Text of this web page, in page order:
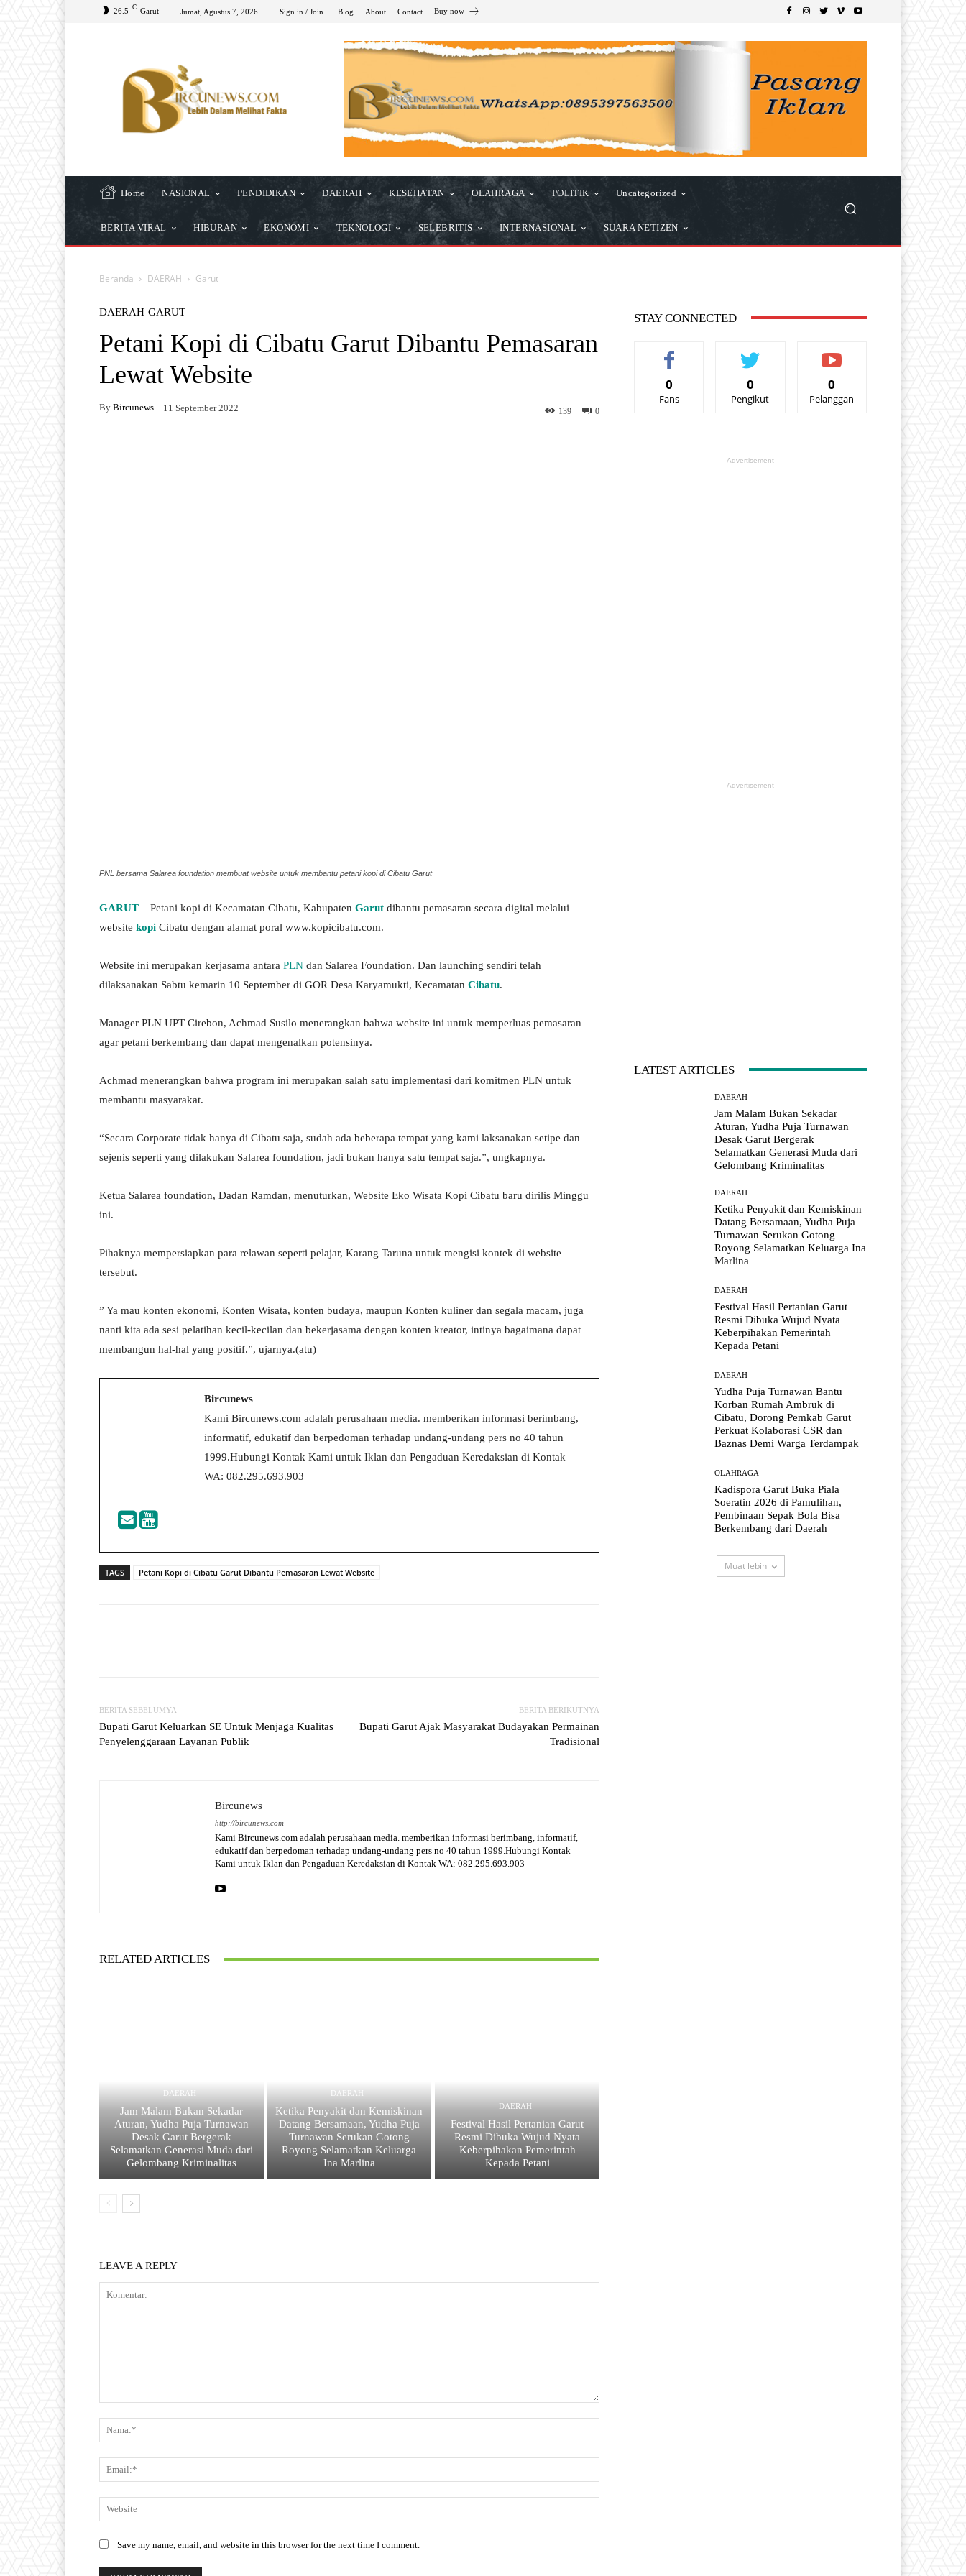
26.5 C Garut Jumat, Agustus 7, 2026 Sign in / Join Blog About Contact Buy now
Home NASIONAL PENDIDIKAN DAERAH KESEHATAN OLAHRAGA POLITIK Uncategorized
BERITA VIRAL HIBURAN EKONOMI TEKNOLOGI SELEBRITIS INTERNASIONAL SUARA NETIZEN
Beranda DAERAH Garut
DAERAH GARUT
Petani Kopi di Cibatu Garut Dibantu Pemasaran
Lewat Website
By Bircunews 11 September 2022 0
139
PNL bersama Salarea foundation membuat website untuk membantu petani kopi di Cibatu Garut
GARUT – Petani kopi di Kecamatan Cibatu, Kabupaten Garut dibantu pemasaran secara digital melalui
website kopi Cibatu dengan alamat poral www.kopicibatu.com.
Website ini merupakan kerjasama antara PLN dan Salarea Foundation. Dan launching sendiri telah
dilaksanakan Sabtu kemarin 10 September di GOR Desa Karyamukti, Kecamatan Cibatu.
Manager PLN UPT Cirebon, Achmad Susilo menerangkan bahwa website ini untuk memperluas pemasaran
agar petani berkembang dan dapat mengenalkan potensinya.
Achmad menerangkan bahwa program ini merupakan salah satu implementasi dari komitmen PLN untuk
membantu masyarakat.
“Secara Corporate tidak hanya di Cibatu saja, sudah ada beberapa tempat yang kami laksanakan setipe dan
sejenis seperti yang dilakukan Salarea foundation, jadi bukan hanya satu tempat saja.”, ungkapnya.
Ketua Salarea foundation, Dadan Ramdan, menuturkan, Website Eko Wisata Kopi Cibatu baru dirilis Minggu
ini.
Pihaknya mempersiapkan para relawan seperti pelajar, Karang Taruna untuk mengisi kontek di website
tersebut.
” Ya mau konten ekonomi, Konten Wisata, konten budaya, maupun Konten kuliner dan segala macam, juga
nanti kita ada sesi pelatihan kecil-kecilan dan bekerjasama dengan konten kreator, intinya bagaimana dapat
membangun hal-hal yang positif.”, ujarnya.(atu)
Bircunews
Kami Bircunews.com adalah perusahaan media. memberikan informasi berimbang,
informatif, edukatif dan berpedoman terhadap undang-undang pers no 40 tahun
1999.Hubungi Kontak Kami untuk Iklan dan Pengaduan Keredaksian di Kontak
WA: 082.295.693.903
TAGS Petani Kopi di Cibatu Garut Dibantu Pemasaran Lewat Website
BERITA SEBELUMYA
Bupati Garut Keluarkan SE Untuk Menjaga Kualitas
Penyelenggaraan Layanan Publik
BERITA BERIKUTNYA
Bupati Garut Ajak Masyarakat Budayakan Permainan
Tradisional
Bircunews
http://bircunews.com
Kami Bircunews.com adalah perusahaan media. memberikan informasi berimbang, informatif,
edukatif dan berpedoman terhadap undang-undang pers no 40 tahun 1999.Hubungi Kontak
Kami untuk Iklan dan Pengaduan Keredaksian di Kontak WA: 082.295.693.903
RELATED ARTICLES
DAERAH
Jam Malam Bukan Sekadar
Aturan, Yudha Puja Turnawan
Desak Garut Bergerak
Selamatkan Generasi Muda dari
Gelombang Kriminalitas
DAERAH
Ketika Penyakit dan Kemiskinan
Datang Bersamaan, Yudha Puja
Turnawan Serukan Gotong
Royong Selamatkan Keluarga
Ina Marlina
DAERAH
Festival Hasil Pertanian Garut
Resmi Dibuka Wujud Nyata
Keberpihakan Pemerintah
Kepada Petani
LEAVE A REPLY
Save my name, email, and website in this browser for the next time I comment.
STAY CONNECTED
0
Fans
0
Pengikut
0
Pelanggan
- Advertisement -
- Advertisement -
LATEST ARTICLES
DAERAH
Jam Malam Bukan Sekadar
Aturan, Yudha Puja Turnawan
Desak Garut Bergerak
Selamatkan Generasi Muda dari
Gelombang Kriminalitas
DAERAH
Ketika Penyakit dan Kemiskinan
Datang Bersamaan, Yudha Puja
Turnawan Serukan Gotong
Royong Selamatkan Keluarga Ina
Marlina
DAERAH
Festival Hasil Pertanian Garut
Resmi Dibuka Wujud Nyata
Keberpihakan Pemerintah
Kepada Petani
DAERAH
Yudha Puja Turnawan Bantu
Korban Rumah Ambruk di
Cibatu, Dorong Pemkab Garut
Perkuat Kolaborasi CSR dan
Baznas Demi Warga Terdampak
OLAHRAGA
Kadispora Garut Buka Piala
Soeratin 2026 di Pamulihan,
Pembinaan Sepak Bola Bisa
Berkembang dari Daerah
Muat lebih